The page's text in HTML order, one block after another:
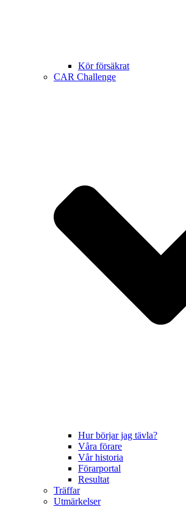
Kör försäkrat
CAR Challenge
Hur börjar jag tävla?
Våra förare
Vår historia
Förarportal
Resultat
Träffar
Utmärkelser